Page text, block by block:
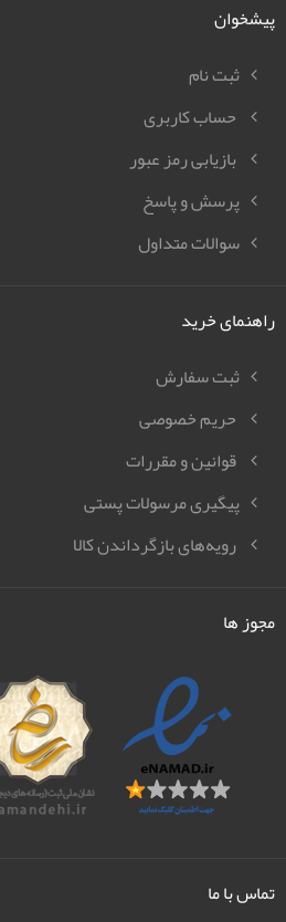
پیشخوان
ثبت نام
حساب کاربری
بازیابی رمز عبور
پرسش و پاسخ
سوالات متداول
راهنمای خرید
ثبت سفارش
حریم خصوصی
قوانین و مقررات
پیگیری مرسولات پستی
رویه‌های بازگرداندن کالا
مجوز ها
تماس با ما